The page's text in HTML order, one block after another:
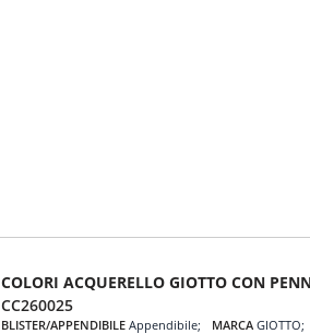
COLORI ACQUERELLO GIOTTO CON
CC260025
BLISTER/APPENDIBILE Appendibile MARCA GIOTTO